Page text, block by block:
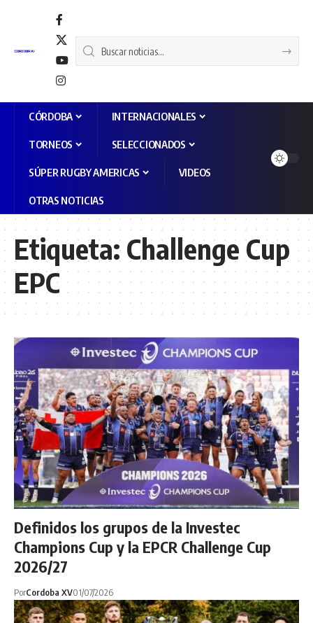
CÓRDOBA INTERNACIONALES
TORNEOS SELECCIONADOS
SÚPER RUGBY AMERICAS VIDEOS
OTRAS NOTICIAS
Etiqueta:Challenge Cup
EPC
Definidos los grupos de la Investec
Champions Cup y la EPCR Challenge Cup
2026/27
PorCordoba XV01/07/2026